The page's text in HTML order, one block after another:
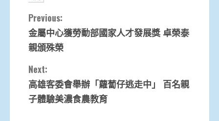
Continue
Reading
Previous:
金屬中心獲勞動部國家人才發展獎 卓榮泰
親頒殊榮
Next:
高雄客委會舉辦「蘿蔔仔逃走中」 百名親
子體驗美濃食農教育